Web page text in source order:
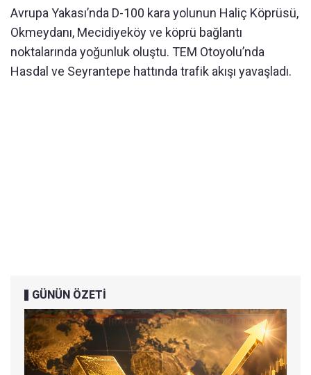
Avrupa Yakası’nda D-100 kara yolunun Haliç Köprüsü,
Okmeydanı, Mecidiyeköy ve köprü bağlantı
noktalarında yoğunluk oluştu. TEM Otoyolu’nda
Hasdal ve Seyrantepe hattında trafik akışı yavaşladı.
GÜNÜN ÖZETİ